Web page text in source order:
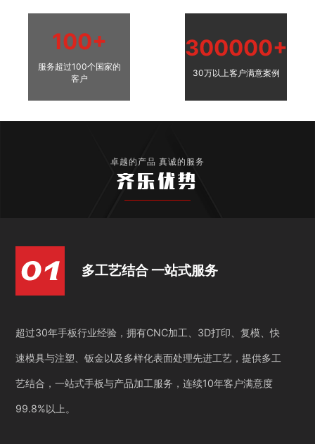
100+
服务超过100个国家的
客户
300000+
30万以上客户满意案例
卓越的产品 真诚的服务
齐乐优势
多工艺结合 一站式服务
超过30年手板行业经验，拥有CNC加工、3D打印、复模、快
速模具与注塑、钣金以及多样化表面处理先进工艺，提供多工
艺结合，一站式手板与产品加工服务，连续10年客户满意度
99.8%以上。